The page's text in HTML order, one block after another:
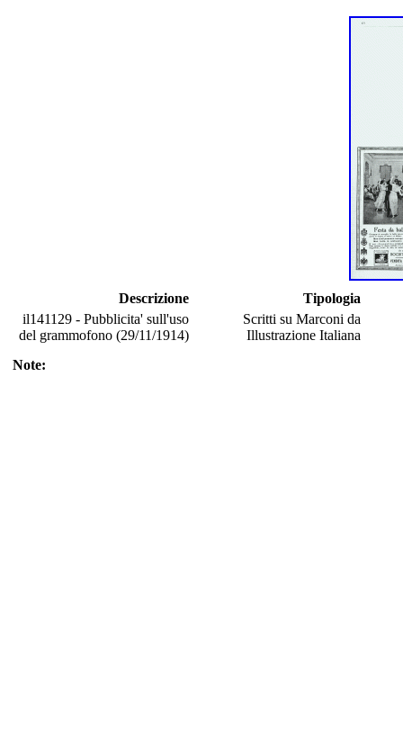
Descrizione
Tipologia
il141129 - Pubblicita' sull'uso
del grammofono (29/11/1914)
Scritti su Marconi da
Illustrazione Italiana
Note: